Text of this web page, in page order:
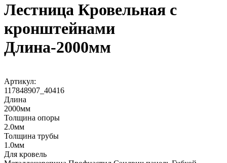
Лестница Кровельная с
кронштейнами
Длина-2000мм
Артикул:
117848907_40416
Длина
2000мм
Толщина опоры
2.0мм
Толщина трубы
1.0мм
Для кровель